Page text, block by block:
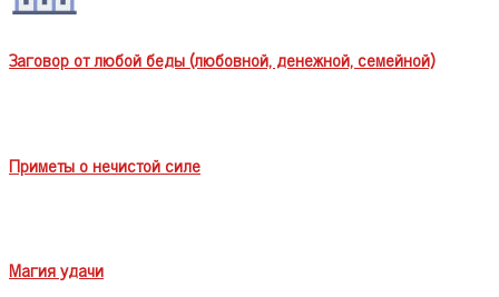
Заговор от любой беды (любовной, денежной, семейной)
Приметы о нечистой силе
Магия удачи